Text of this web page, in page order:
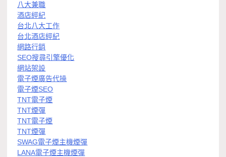
八大兼職
酒店經紀
台北八大工作
台北酒店經紀
網路行銷
SEO搜尋引擎優化
網站架設
電子煙廣告代操
電子煙SEO
TNT電子煙
TNT煙彈
TNT電子煙
TNT煙彈
SWAG電子煙主機煙彈
LANA電子煙主機煙彈